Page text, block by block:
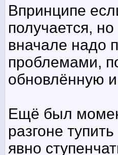
Впринципе
получается,
вначале надо
проблемами,
обновлённую
Ещё был
разгоне
явно